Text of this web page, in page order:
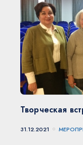
Творческая
31.12.2021